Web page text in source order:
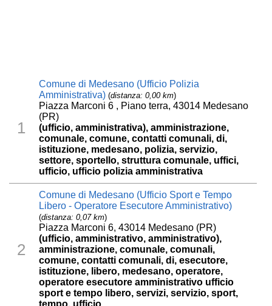
1
Comune di Medesano (Ufficio Polizia
Amministrativa) (distanza: 0,00 km)
Piazza Marconi 6 , Piano terra, 43014 Medesano
(PR)
(ufficio, amministrativa), amministrazione,
comunale, comune, contatti comunali, di,
istituzione, medesano, polizia, servizio,
settore, sportello, struttura comunale, uffici,
ufficio, ufficio polizia amministrativa
2
Comune di Medesano (Ufficio Sport e Tempo
Libero - Operatore Esecutore Amministrativo)
(distanza: 0,07 km)
Piazza Marconi 6, 43014 Medesano (PR)
(ufficio, amministrativo, amministrativo),
amministrazione, comunale, comunali,
comune, contatti comunali, di, esecutore,
istituzione, libero, medesano, operatore,
operatore esecutore amministrativo ufficio
sport e tempo libero, servizi, servizio, sport,